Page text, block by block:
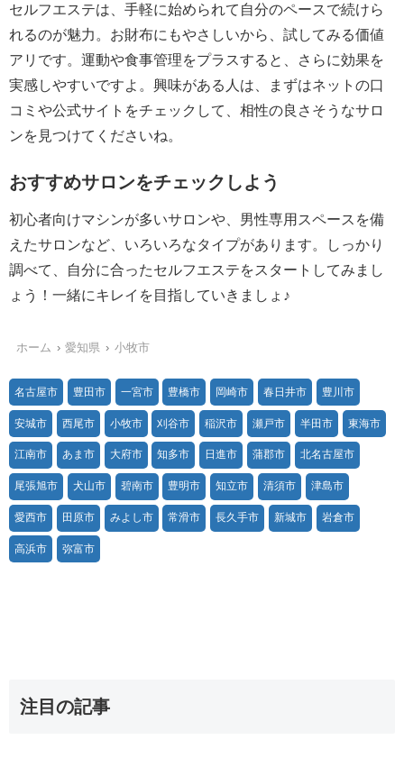
セルフエステは、手軽に始められて自分のペースで続けら
れるのが魅力。お財布にもやさしいから、試してみる価値
アリです。運動や食事管理をプラスすると、さらに効果を
実感しやすいですよ。興味がある人は、まずはネットの口
コミや公式サイトをチェックして、相性の良さそうなサロ
ンを見つけてくださいね。
おすすめサロンをチェックしよう
初心者向けマシンが多いサロンや、男性専用スペースを備
えたサロンなど、いろいろなタイプがあります。しっかり
調べて、自分に合ったセルフエステをスタートしてみまし
ょう！一緒にキレイを目指していきましょ♪
ホーム 愛知県 小牧市
名古屋市 豊田市 一宮市 豊橋市 岡崎市 春日井市 豊川市
安城市 西尾市 小牧市 刈谷市 稲沢市 瀬戸市 半田市 東海市
江南市 あま市 大府市 知多市 日進市 蒲郡市 北名古屋市
尾張旭市 犬山市 碧南市 豊明市 知立市 清須市 津島市
愛西市 田原市 みよし市 常滑市 長久手市 新城市 岩倉市
高浜市 弥富市
注目の記事